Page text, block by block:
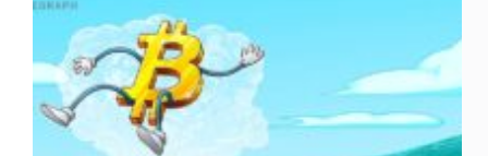
та
створення
більшого
резерву
біткойна